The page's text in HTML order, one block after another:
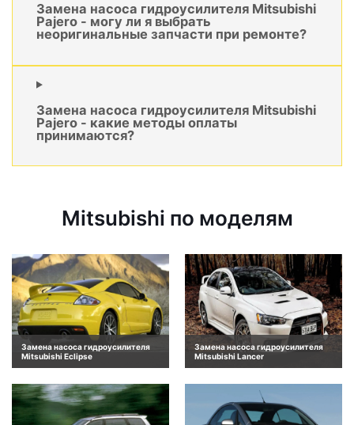
Замена насоса гидроусилителя Mitsubishi
Pajero - могу ли я выбрать
неоригинальные запчасти при ремонте?
Замена насоса гидроусилителя Mitsubishi
Pajero - какие методы оплаты
принимаются?
Mitsubishi по моделям
Замена насоса гидроусилителя
Mitsubishi Eclipse
Замена насоса гидроусилителя
Mitsubishi Lancer